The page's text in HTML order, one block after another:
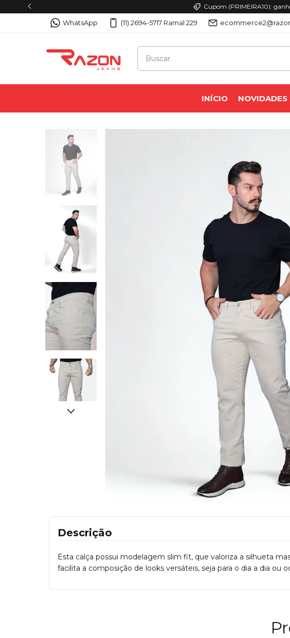
Cupom (PRIMEIRA10):
WhatsApp (11) 2694-5717 Ramal 229
INÍCIO NOVIDADES
Descrição
Esta calça possui modelagem slim fit, que valoriza a silhueta
facilita a composição de looks versáteis, seja para o dia a dia ou